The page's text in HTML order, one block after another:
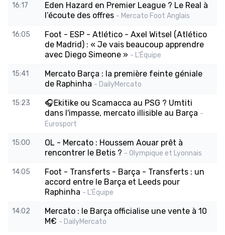
16:17
Eden Hazard en Premier League ? Le Real à
l’écoute des offres - Mercato Foot Anglais
16:05
Foot - ESP - Atlético - Axel Witsel (Atlético
de Madrid) : « Je vais beaucoup apprendre
avec Diego Simeone » - L'Équipe
15:41
Mercato Barça : la première feinte géniale
de Raphinha - DailyMercato
15:23
🎧Ekitike ou Scamacca au PSG ? Umtiti
dans l'impasse, mercato illisible au Barça -
Eurosport
15:00
OL - Mercato : Houssem Aouar prêt à
rencontrer le Betis ? - Olympique et Lyonnais
14:05
Foot - Transferts - Barça - Transferts : un
accord entre le Barça et Leeds pour
Raphinha - L'Équipe
14:02
Mercato : le Barça officialise une vente à 10
M€ - DailyMercato